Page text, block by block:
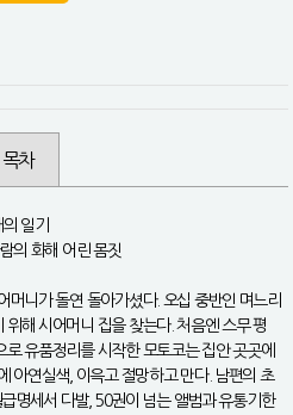
목차
일기
의 화해 어린 몸짓
머니가 돌연 돌아가셨다. 오십 중반인 며느리
해 시어머니 집을 찾는다. 처음엔 스무 평
유품정리를 시작한 모토코는 집안 곳곳에
아연실색, 이윽고 절망하고 만다. 남편의 초
명세서 다발, 50권이 넘는 앨범과 유통기한